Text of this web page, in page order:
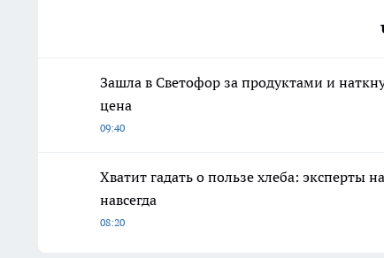
Зашла в Светофор за продуктами и
цена
09:40
Хватит гадать о пользе хлеба: эксперты
навсегда
08:20